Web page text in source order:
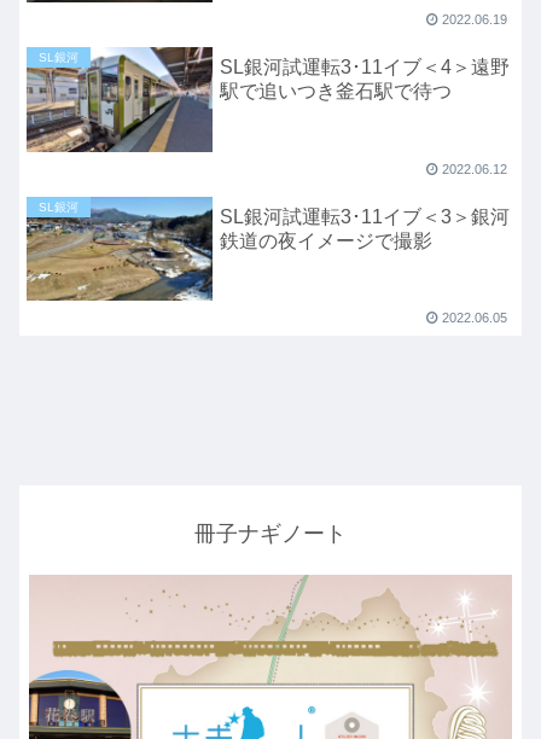
2022.06.19
SL銀河
SL銀河試運転3･11イブ＜4＞遠野
駅で追いつき釜石駅で待つ
2022.06.12
SL銀河
SL銀河試運転3･11イブ＜3＞銀河
鉄道の夜イメージで撮影
2022.06.05
冊子ナギノート